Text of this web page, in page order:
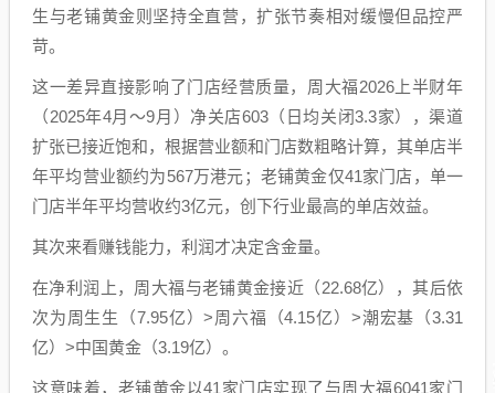
生与老铺黄金则坚持全直营，扩张节奏相对缓慢但品控严
苛。
这一差异直接影响了门店经营质量，周大福2026上半财年
（2025年4月～9月）净关店603（日均关闭3.3家），渠道
扩张已接近饱和，根据营业额和门店数粗略计算，其单店半
年平均营业额约为567万港元；老铺黄金仅41家门店，单一
门店半年平均营收约3亿元，创下行业最高的单店效益。
其次来看赚钱能力，利润才决定含金量。
在净利润上，周大福与老铺黄金接近（22.68亿），其后依
次为周生生（7.95亿）>周六福（4.15亿）>潮宏基（3.31
亿）>中国黄金（3.19亿）。
这意味着，老铺黄金以41家门店实现了与周大福6041家门